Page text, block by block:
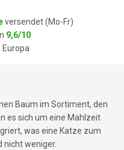
Baum im Sortiment, den
es sich um eine Mahlzeit
was eine Katze zum
nicht weniger.
versendet (Mo-Fr)
9,6/10
Europa